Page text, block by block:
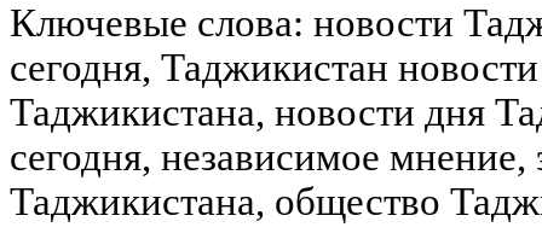
Ключевые слова: новости
сегодня, Таджикистан
Таджикистана, новости дня
сегодня, независимое
Таджикистана, общество